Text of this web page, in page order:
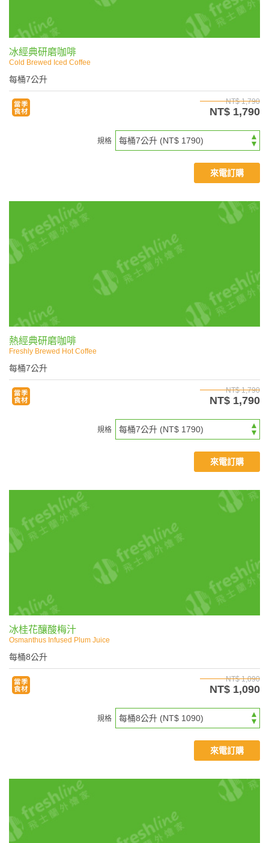
冰經典研磨咖啡
Cold Brewed Iced Coffee
每桶7公升
NT$ 1,790
NT$ 1,790
規格
來電訂購
熱經典研磨咖啡
Freshly Brewed Hot Coffee
每桶7公升
NT$ 1,790
NT$ 1,790
規格
來電訂購
冰桂花釀酸梅汁
Osmanthus Infused Plum Juice
每桶8公升
NT$ 1,090
NT$ 1,090
規格
來電訂購